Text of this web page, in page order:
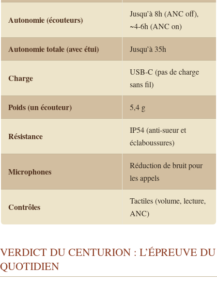
Autonomie (écouteurs)
Jusqu’à 8h (ANC off),
~4-6h (ANC on)
Autonomie totale (avec étui) Jusqu’à 35h
Charge
USB-C (pas de charge
sans fil)
Poids (un écouteur) 5,4 g
Résistance
IP54 (anti-sueur et
éclaboussures)
Microphones
Réduction de bruit pour
les appels
Contrôles
Tactiles (volume, lecture,
ANC)
VERDICT DU CENTURION : L’ÉPREUVE DU
QUOTIDIEN